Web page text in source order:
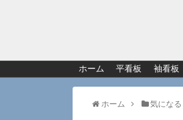
ホーム 平看板 袖看板
ホーム 気になる